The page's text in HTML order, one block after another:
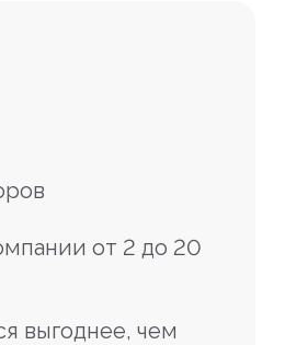
от 2 до 20
выгоднее, чем